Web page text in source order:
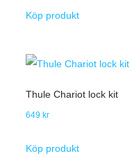
Köp produkt
Thule Chariot lock kit
649 kr
Köp produkt